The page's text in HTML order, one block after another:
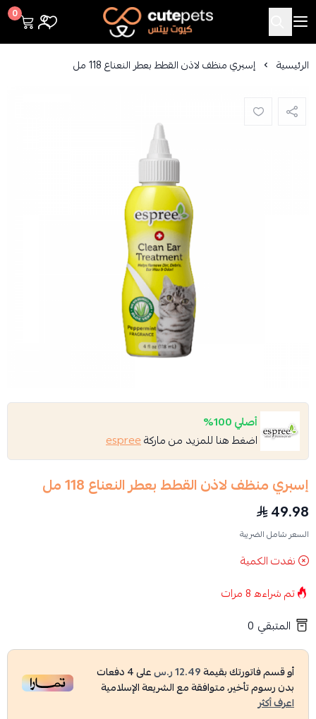
Cutepets
0
الرئيسية إسبري منظف لاذن القطط بعطر النعناع 118 مل
أصلي 100%
اضغط هنا للمزيد من ماركةespree
إسبري منظف لاذن القطط بعطر النعناع 118 مل
49.98
السعر شامل الضريبة
نفدت الكمية
تم شراءه8مرات
المتبقي 0
أو قسم فاتورتك بقيمة12.49 ر.س على4دفعات
بدون رسوم تأخير، متوافقة مع الشريعة الإسلامية
اعرف أكثر